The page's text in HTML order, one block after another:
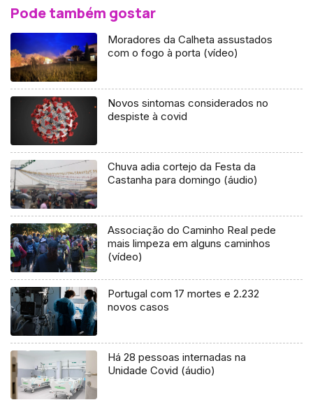
Pode também gostar
Moradores da Calheta assustados
com o fogo à porta (vídeo)
Novos sintomas considerados no
despiste à covid
Chuva adia cortejo da Festa da
Castanha para domingo (áudio)
Associação do Caminho Real pede
mais limpeza em alguns caminhos
(vídeo)
Portugal com 17 mortes e 2.232
novos casos
Há 28 pessoas internadas na
Unidade Covid (áudio)